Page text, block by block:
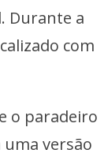
Durante a
com
o paradeiro
versão